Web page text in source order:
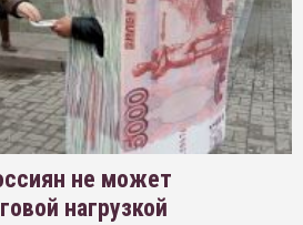
не может
нагрузкой